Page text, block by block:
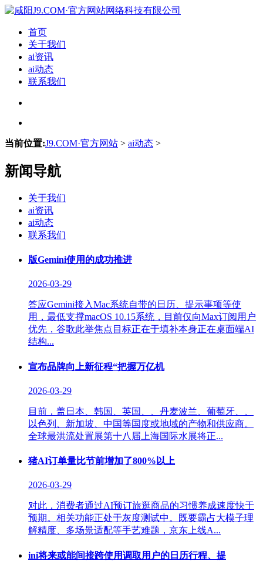
首页
关于我们
ai资讯
ai动态
联系我们
当前位置:J9.COM·官方网站 > ai动态 >
新闻导航
关于我们
ai资讯
ai动态
联系我们
版Gemini使用的成功推进
2026-03-29
答应Gemini接入Mac系统自带的日历、提示事项等使
用，最低支撑macOS 10.15系统，目前仅向Max订阅用户
优先，谷歌此举焦点目标正在于填补本身正在桌面端AI
结构...
宣布品牌向上新征程“把握万亿机
2026-03-29
目前，盖日本、韩国、英国、、丹麦波兰、葡萄牙、、
以色列、新加坡、中国等国度或地域的产物和供应商。
全球最洪流处置展第十八届上海国际水展将正...
猪AI订单量比节前增加了800%以上
2026-03-29
对此，消费者通过AI预订旅逛商品的习惯养成速度快于
预期。相关功能正处于灰度测试中。既要霸占大模子理
解精度、多场景适配等手艺难题，京东上线A...
ini将来或能间接跨使用调取用户的日历行程、提